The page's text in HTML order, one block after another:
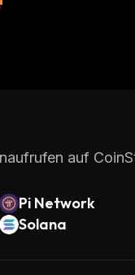
auf
Pi Network
Solana